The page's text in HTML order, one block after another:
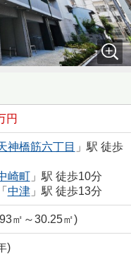
円
神橋筋六丁目 」駅 徒歩
崎町」駅 徒歩10分
「 中津」駅 徒歩13分
㎡～30.25㎡)
)